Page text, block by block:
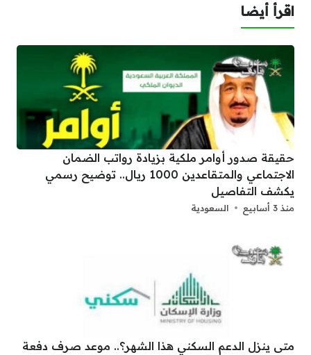
اقرأ أيضا
حقيقة صدور أوامر ملكية بزيادة رواتب الضمان
الاجتماعي والمتقاعدين 1000 ريال.. توضيح رسمي
يكشف التفاصيل
منذ 3 أسابيع السعودية
متى ينزل الدعم السكني هذا الشهر؟.. موعد صرف دفعة